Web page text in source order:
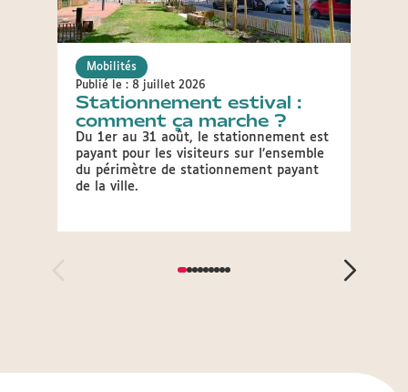
Mobilités
Publié le : 8 juillet 2026
Stationnement estival :
comment ça marche ?
Du 1er au 31 août, le stationnement est
payant pour les visiteurs sur l’ensemble
du périmètre de stationnement payant
de la ville.